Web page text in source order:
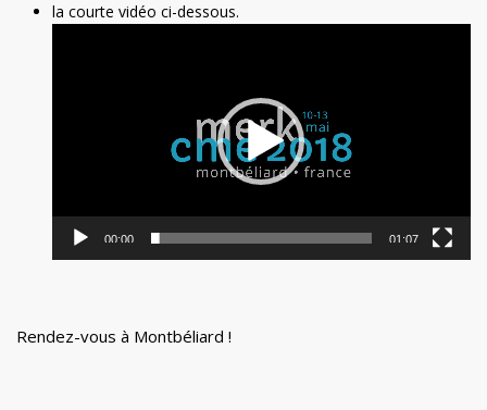
la courte vidéo ci-dessous.
00:00 01:07
Rendez-vous à Montbéliard !